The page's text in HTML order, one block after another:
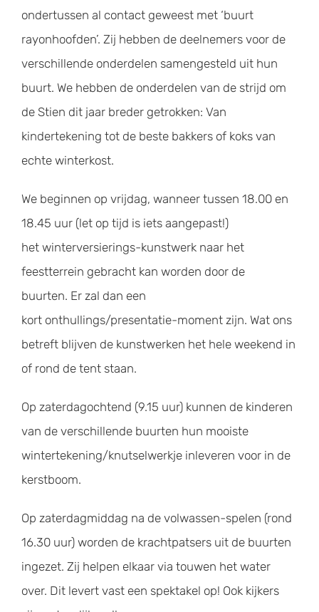
ondertussen al contact geweest met ‘buurt
rayonhoofden’. Zij hebben de deelnemers voor de
verschillende onderdelen samengesteld uit hun
buurt. We hebben de onderdelen van de strijd om
de Stien dit jaar breder getrokken: Van
kindertekening tot de beste bakkers of koks van
echte winterkost.
We beginnen op vrijdag, wanneer tussen 18.00 en
18.45 uur (let op tijd is iets aangepast!)
het winterversierings-kunstwerk naar het
feestterrein gebracht kan worden door de
buurten. Er zal dan een
kort onthullings/presentatie-moment zijn. Wat ons
betreft blijven de kunstwerken het hele weekend in
of rond de tent staan.
Op zaterdagochtend (9.15 uur) kunnen de kinderen
van de verschillende buurten hun mooiste
wintertekening/knutselwerkje inleveren voor in de
kerstboom.
Op zaterdagmiddag na de volwassen-spelen (rond
16.30 uur) worden de krachtpatsers uit de buurten
ingezet. Zij helpen elkaar via touwen het water
over. Dit levert vast een spektakel op! Ook kijkers